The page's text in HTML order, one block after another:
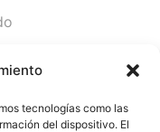
tecnologías como las
del dispositivo. El